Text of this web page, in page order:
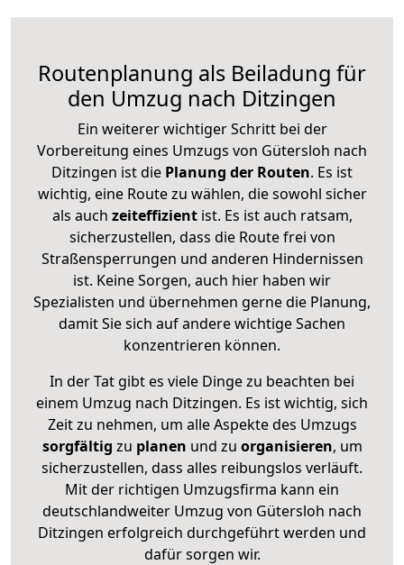
Routenplanung als Beiladung für
den Umzug nach Ditzingen
Ein weiterer wichtiger Schritt bei der
Vorbereitung eines Umzugs von Gütersloh nach
Ditzingen ist die Planung der Routen. Es ist
wichtig, eine Route zu wählen, die sowohl sicher
als auch zeiteffizientist. Es ist auch ratsam,
sicherzustellen, dass die Route frei von
Straßensperrungen und anderen Hindernissen
ist. Keine Sorgen, auch hier haben wir
Spezialisten und übernehmen gerne die Planung,
damit Sie sich auf andere wichtige Sachen
konzentrieren können.
In der Tat gibt es viele Dinge zu beachten bei
einem Umzug nach Ditzingen. Es ist wichtig, sich
Zeit zu nehmen, um alle Aspekte des Umzugs
sorgfältig zu planen und zu organisieren, um
sicherzustellen, dass alles reibungslos verläuft.
Mit der richtigen Umzugsfirma kann ein
deutschlandweiter Umzug von Gütersloh nach
Ditzingen erfolgreich durchgeführt werden und
dafür sorgen wir.